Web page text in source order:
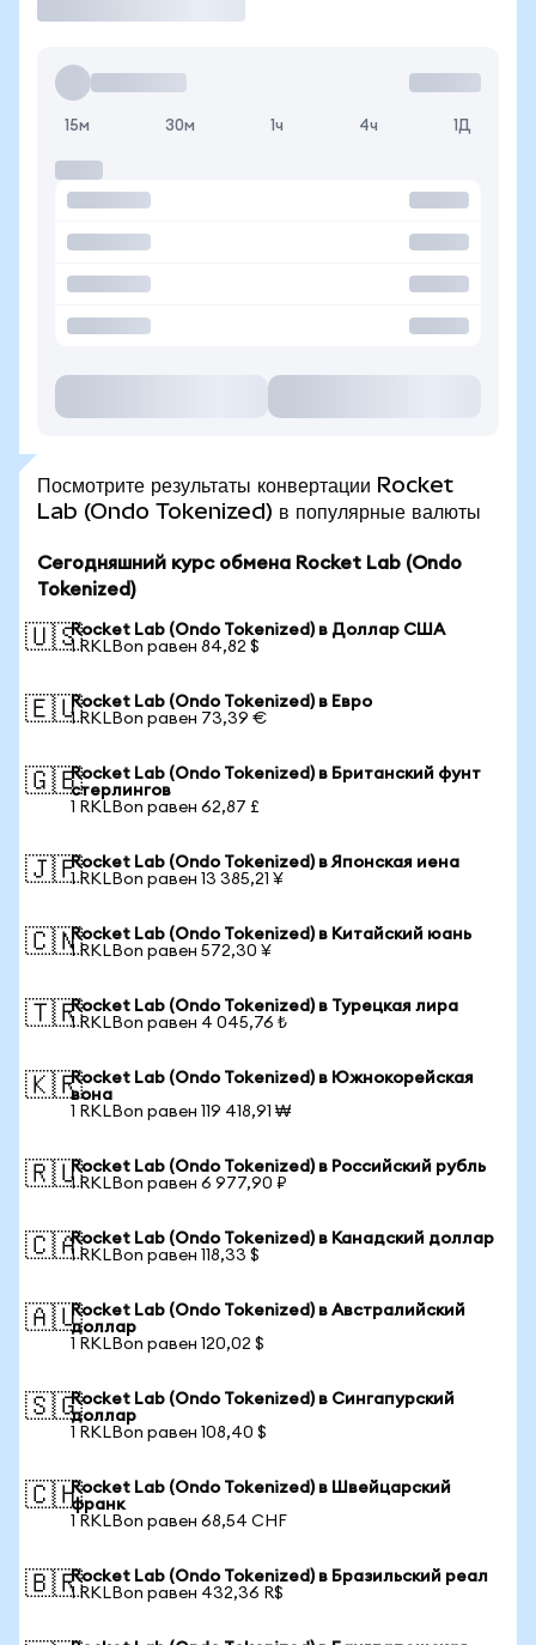
15м 30м 1ч 4ч 1Д
Посмотрите результаты конвертации Rocket
Lab (Ondo Tokenized) в популярные валюты
Сегодняшний курс обмена Rocket Lab (Ondo
Tokenized)
🇺🇸Rocket Lab (Ondo Tokenized) в Доллар США
1 RKLBon равен 84,82 $
🇪🇺Rocket Lab (Ondo Tokenized) в Евро
1 RKLBon равен 73,39 €
🇬🇧Rocket Lab (Ondo Tokenized) в Британский фунт
стерлингов
1 RKLBon равен 62,87 £
🇯🇵Rocket Lab (Ondo Tokenized) в Японская иена
1 RKLBon равен 13 385,21 ¥
🇨🇳Rocket Lab (Ondo Tokenized) в Китайский юань
1 RKLBon равен 572,30 ¥
🇹🇷Rocket Lab (Ondo Tokenized) в Турецкая лира
1 RKLBon равен 4 045,76 ₺
🇰🇷Rocket Lab (Ondo Tokenized) в Южнокорейская
вона
1 RKLBon равен 119 418,91 ₩
🇷🇺Rocket Lab (Ondo Tokenized) в Российский рубль
1 RKLBon равен 6 977,90 ₽
🇨🇦Rocket Lab (Ondo Tokenized) в Канадский доллар
1 RKLBon равен 118,33 $
🇦🇺Rocket Lab (Ondo Tokenized) в Австралийский
доллар
1 RKLBon равен 120,02 $
🇸🇬Rocket Lab (Ondo Tokenized) в Сингапурский
доллар
1 RKLBon равен 108,40 $
🇨🇭Rocket Lab (Ondo Tokenized) в Швейцарский
франк
1 RKLBon равен 68,54 CHF
🇧🇷Rocket Lab (Ondo Tokenized) в Бразильский реал
1 RKLBon равен 432,36 R$